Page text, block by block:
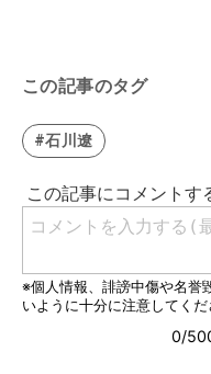
この記事のタグ
#石川遼